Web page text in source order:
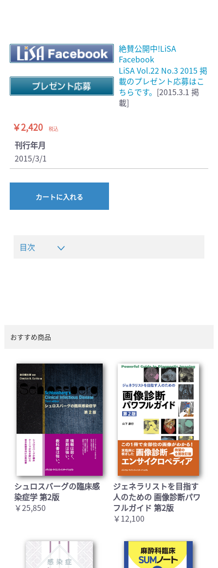
絶賛公開中!LiSA
Facebook
LiSA Vol.22 No.3 2015 掲
載のプレゼント応募はこ
ちらです。 [2015.3.1 掲
載]
￥2,420 税込
刊行年月
2015/3/1
カートに入れる
目次
おすすめ商品
シュロスバーグの臨床感
染症学 第2版
￥25,850
ジェネラリストを目指す
人のための 画像診断パワ
フルガイド 第2版
￥12,100